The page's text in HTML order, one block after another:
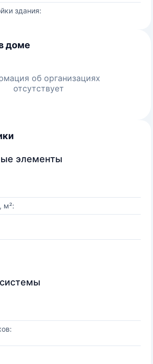
здания:
доме
об организациях
отсутствует
элементы
м²: